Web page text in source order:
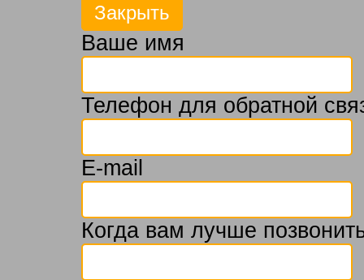
Ваше имя
Телефон для обратной
E-mail
Когда вам лучше